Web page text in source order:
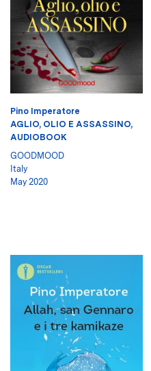
Pino Imperatore
AGLIO, OLIO E ASSASSINO,
AUDIOBOOK
GOODMOOD
Italy
May 2020